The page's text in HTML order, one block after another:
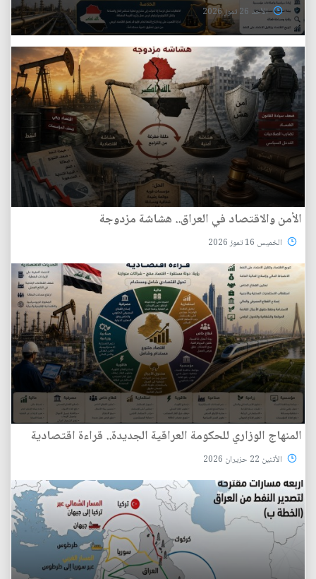
الأحد 26 تموز 2026
الأمن والاقتصاد في العراق.. هشاشة مزدوجة
الخميس 16 تموز 2026
المنهاج الوزاري للحكومة العراقية الجديدة.. قراءة اقتصادية
الأثنين 22 حزيران 2026